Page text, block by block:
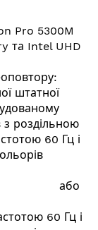
Pro 5300M
та Intel UHD
штатної
з роздільною
60 Гц і
або
60 Гц і